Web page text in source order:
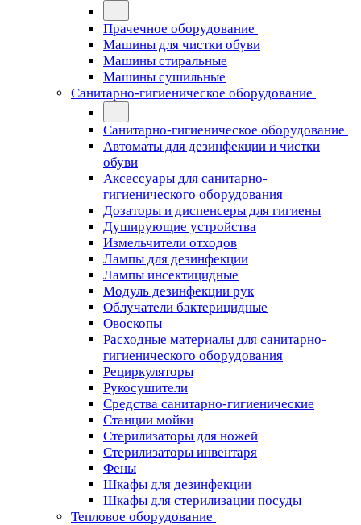
Прачечное оборудование
Машины для чистки обуви
Машины стиральные
Машины сушильные
Санитарно-гигиеническое оборудование
Санитарно-гигиеническое оборудование
Автоматы для дезинфекции и чистки
обуви
Аксессуары для санитарно-
гигиенического оборудования
Дозаторы и диспенсеры для гигиены
Душирующие устройства
Измельчители отходов
Лампы для дезинфекции
Лампы инсектицидные
Модуль дезинфекции рук
Облучатели бактерицидные
Овоскопы
Расходные материалы для санитарно-
гигиенического оборудования
Рециркуляторы
Рукосушители
Средства санитарно-гигиенические
Станции мойки
Стерилизаторы для ножей
Стерилизаторы инвентаря
Фены
Шкафы для дезинфекции
Шкафы для стерилизации посуды
Тепловое оборудование